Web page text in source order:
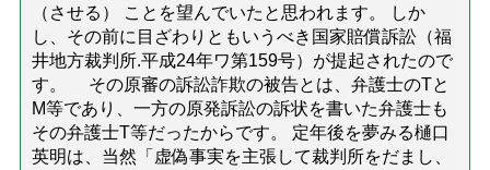
（させる） ことを望んでいたと思われます。 しか
し、その前に目ざわりともいうべき国家賠償訴訟（福
井地方裁判所.平成24年ワ第159号）が提起されたので
す。 その原審の訴訟詐欺の被告とは、弁護士のTと
M等であり、一方の原発訴訟の訴状を書いた弁護士も
その弁護士T等だったからです。 定年後を夢みる樋口
英明は、当然「虚偽事実を主張して裁判所をだまし、